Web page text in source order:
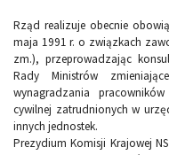
Rząd realizuje obecnie
maja 1991 r. o związkach
zm.), przeprowadzając
Rady Ministrów
wynagradzania
cywilnej zatrudnionych w
innych jednostek.
Prezydium Komisji Krajowej